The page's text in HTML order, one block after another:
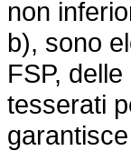
non
b), sono
FSP,
tesserati